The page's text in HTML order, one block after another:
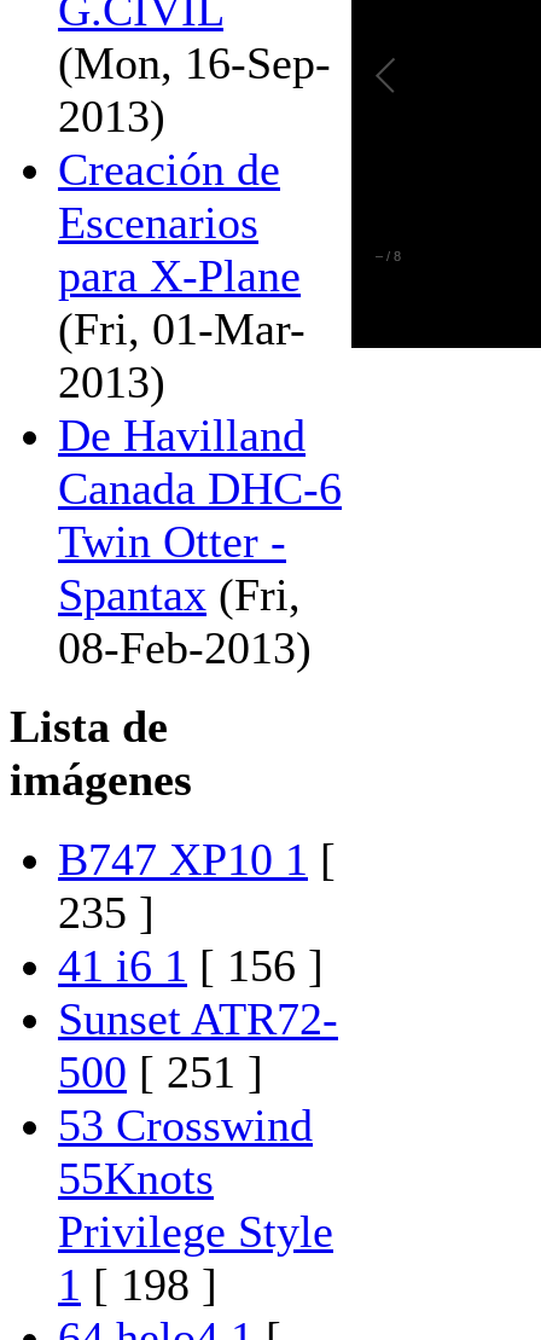
(Mon, 16-Sep-
2013)
Creación de
Escenarios
para X-Plane
(Fri, 01-Mar-
2013)
De Havilland
Canada DHC-6
Twin Otter -
Spantax (Fri,
08-Feb-2013)
Lista de
imágenes
B747 XP10 1 [
235 ]
41 i6 1 [ 156 ]
Sunset ATR72-
500 [ 251 ]
53 Crosswind
55Knots
Privilege Style
1 [ 198 ]
– / 8